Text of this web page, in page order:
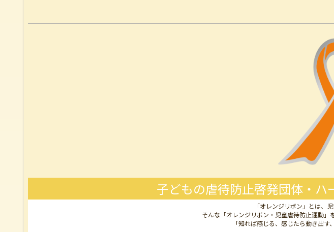
子どもの虐待防止啓発団体・ハ
「オレンジリボン」とは、
そんな「オレンジリボン・児童虐待防止運動」
「知れば感じる、感じたら動き出す